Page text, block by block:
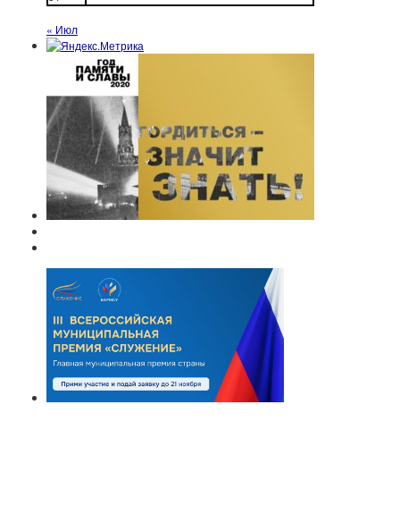
« Июл